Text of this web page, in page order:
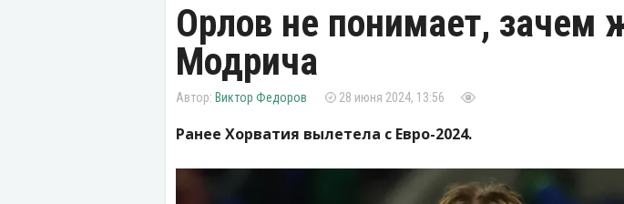
Орлов не понимает, зачем
Модрича
Виктор Федоров 28 июня 2024, 13:56
Ранее Хорватия вылетела с Евро-2024.